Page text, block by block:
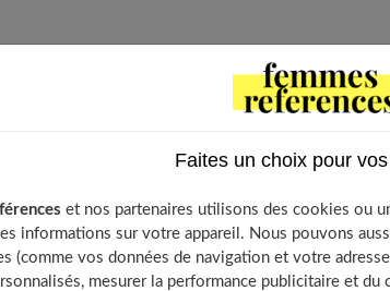
Inscrivez-vous à la newsletter
Profitez de certaines occasions
Faites-vous proposer les bons articles
Faites un choix pour
et nos partenaires utilisons des cookies ou
informations sur votre appareil. Nous pouvons
(comme vos données de navigation et votre
mesurer la performance publicitaire et du